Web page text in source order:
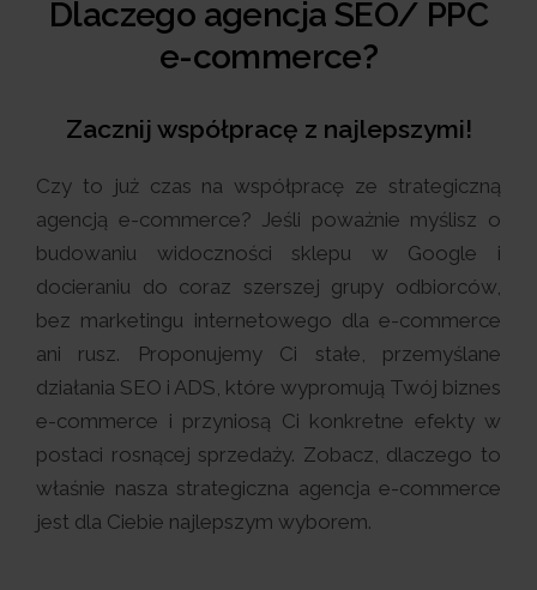
Dlaczego agencja SEO/ PPC
e-commerce?
Zacznij współpracę z najlepszymi!
Czy to już czas na współpracę ze strategiczną
agencją e-commerce? Jeśli poważnie myślisz o
budowaniu widoczności sklepu w Google i
docieraniu do coraz szerszej grupy odbiorców,
bez marketingu internetowego dla e-commerce
ani rusz. Proponujemy Ci stałe, przemyślane
działania SEO i ADS, które wypromują Twój biznes
e-commerce i przyniosą Ci konkretne efekty w
postaci rosnącej sprzedaży. Zobacz, dlaczego to
właśnie nasza strategiczna agencja e-commerce
jest dla Ciebie najlepszym wyborem.